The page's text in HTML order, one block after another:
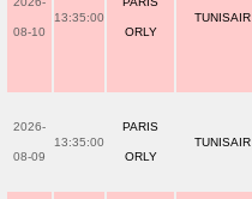
08-10
13:35:00
ORLY
TUNISAIR
2026-
08-09
13:35:00
PARIS
ORLY
TUNISAIR